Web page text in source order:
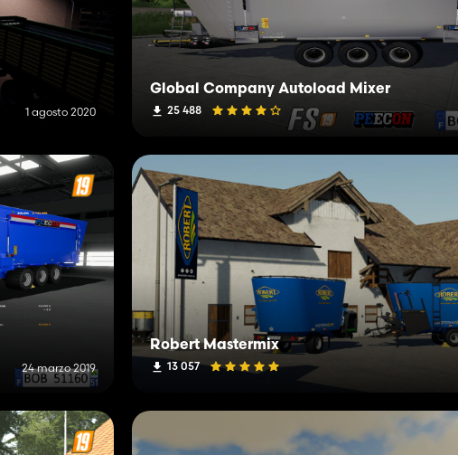
1 agosto 2020
Global Company Autoload Mixer
25 488
24 marzo 2019
Robert Mastermix
13 057